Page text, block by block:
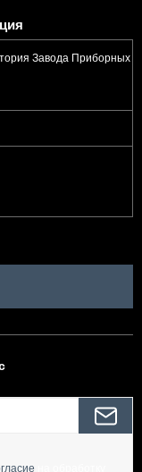
Завода Приборных